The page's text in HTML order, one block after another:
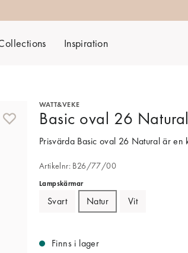
Inspiration
WATT&VEKE
Basic oval 26 Natural
Prisvärda Basic oval 26 Natural är en
Artikelnr: B26/77/00
Lampskärmar
Svart Natur Vit
Finns i lager